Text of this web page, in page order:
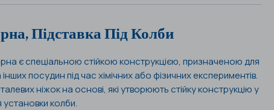
Підставка Під Колби
є спеціальною стійкою конструкцією, призначеною для
інших посудин під час хімічних або фізичних експериментів.
ніжок на основі, які утворюють стійку конструкцію у
колби.